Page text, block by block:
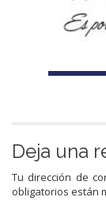
Deja una
Tu dirección de
obligatorios están